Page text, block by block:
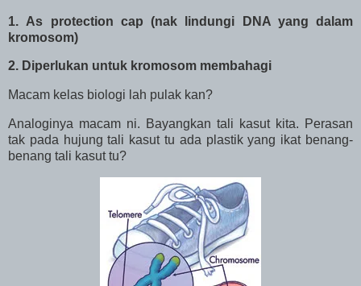
1. As protection cap (nak lindungi DNA yang dalam
kromosom)
2. Diperlukan untuk kromosom membahagi
Macam kelas biologi lah pulak kan?
Analoginya macam ni. Bayangkan tali kasut kita. Perasan
tak pada hujung tali kasut tu ada plastik yang ikat benang-
benang tali kasut tu?